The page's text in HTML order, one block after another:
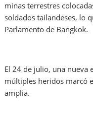
minas terrestres
soldados tailandeses, lo
Parlamento de Bangkok.
El 24 de julio, una nueva
múltiples heridos marcó
amplia.